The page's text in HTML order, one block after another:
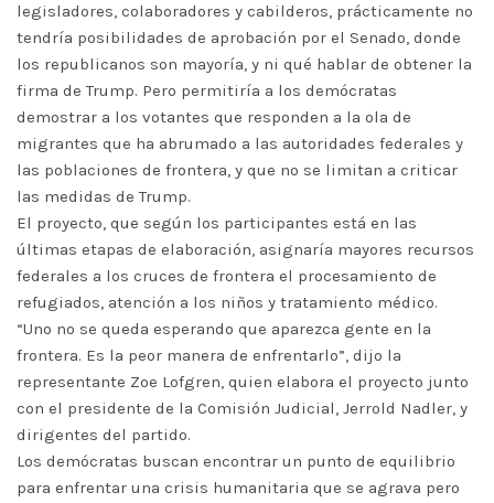
legisladores, colaboradores y cabilderos, prácticamente no
tendría posibilidades de aprobación por el Senado, donde
los republicanos son mayoría, y ni qué hablar de obtener la
firma de Trump. Pero permitiría a los demócratas
demostrar a los votantes que responden a la ola de
migrantes que ha abrumado a las autoridades federales y
las poblaciones de frontera, y que no se limitan a criticar
las medidas de Trump.
El proyecto, que según los participantes está en las
últimas etapas de elaboración, asignaría mayores recursos
federales a los cruces de frontera el procesamiento de
refugiados, atención a los niños y tratamiento médico.
“Uno no se queda esperando que aparezca gente en la
frontera. Es la peor manera de enfrentarlo”, dijo la
representante Zoe Lofgren, quien elabora el proyecto junto
con el presidente de la Comisión Judicial, Jerrold Nadler, y
dirigentes del partido.
Los demócratas buscan encontrar un punto de equilibrio
para enfrentar una crisis humanitaria que se agrava pero